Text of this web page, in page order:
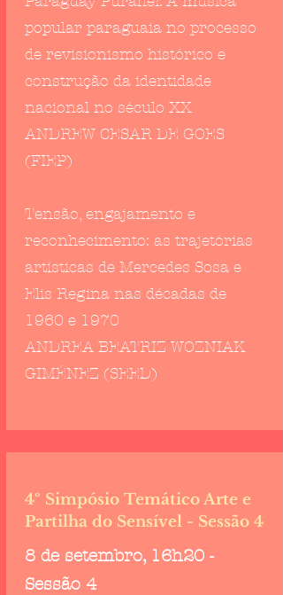
popular paraguaia no processo
de revisionismo histórico e
construção da identidade
nacional no século XX
ANDREW CESAR DE GOES
(FIEP)
Tensão, engajamento e
reconhecimento: as trajetórias
artísticas de Mercedes Sosa e
Elis Regina nas décadas de
1960 e 1970
ANDREA BEATRIZ WOZNIAK
GIMÉNEZ (SEED)
4º Simpósio Temático Arte e
Partilha do Sensível - Sessão 4
8 de setembro, 16h20 -
Sessão 4